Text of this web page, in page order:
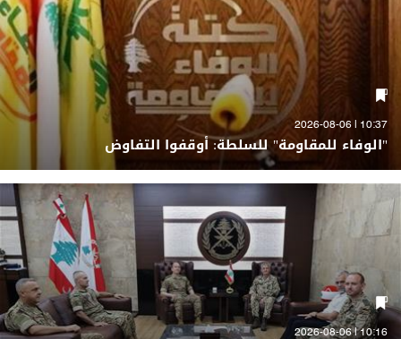
10:37 | 2026-08-06
"الوفاء للمقاومة" للسلطة: أوقفوا التفاوض
10:16 | 2026-08-06